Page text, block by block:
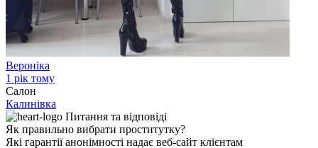
Вероніка
1 рік тому
Салон
Калинівка
Питання та відповіді
Як правильно вибрати проститутку?
Які гарантії анонімності надає веб-сайт клієнтам